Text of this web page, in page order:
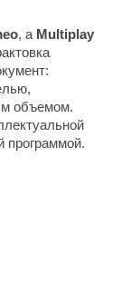
, а Multiplay
объемом.
программой.